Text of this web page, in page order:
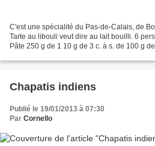
C'est une spécialité du Pas-de-Calais, de
Tarte au libouli veut dire au lait bouilli. 6
Pâte 250 g de 1 10 g de 3 c. à s. de 100 g
Chapatis indiens
Publié le 19/01/2013 à 07:30
Par Cornello